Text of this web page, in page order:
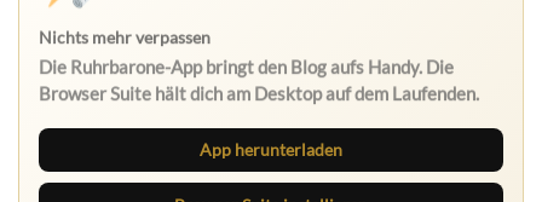
Nichts mehr verpassen
Die Ruhrbarone-App bringt den Blog aufs Handy. Die
Browser Suite hält dich am Desktop auf dem Laufenden.
App herunterladen